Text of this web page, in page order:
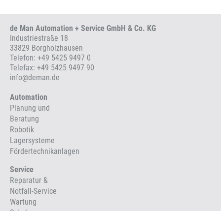
de Man Automation + Service GmbH & Co. KG
Industriestraße 18
33829 Borgholzhausen
Telefon: +49 5425 9497 0
Telefax: +49 5425 9497 90
info@deman.de
Automation
Planung und
Beratung
Robotik
Lagersysteme
Fördertechnikanlagen
Service
Reparatur &
Notfall-Service
Wartung